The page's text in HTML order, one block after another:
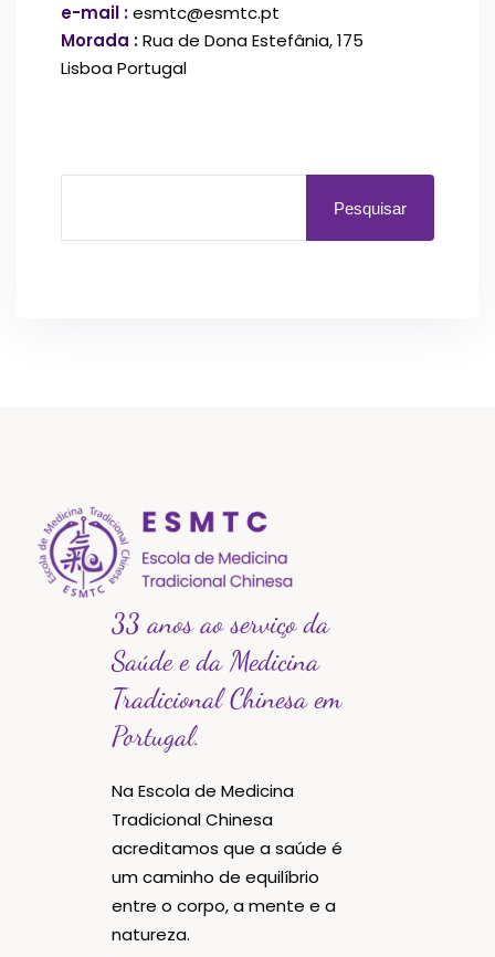
e-mail :esmtc@esmtc.pt
Morada :Rua de Dona Estefânia, 175
Lisboa Portugal
Pesquisar
33 anos ao serviço da
Saúde e da Medicina
Tradicional Chinesa em
Portugal.
Na Escola de Medicina
Tradicional Chinesa
acreditamos que a saúde é
um caminho de equilíbrio
entre o corpo, a mente e a
natureza.